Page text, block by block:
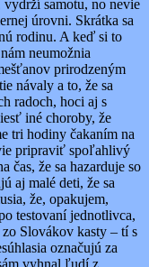
samotu, no nevie
úrovni. Skrátka sa
rodinu. A keď si to
neumožnia
prirodzeným
návaly a to, že sa
radoch, hoci aj s
iné choroby, že
tri hodiny čakaním na
pripraviť spoľahlivý
čas, že sa hazarduje so
aj malé deti, že sa
že, opakujem,
testovaní jednotlivca,
Slovákov kasty – tí s
označujú za
vyhnal ľudí z